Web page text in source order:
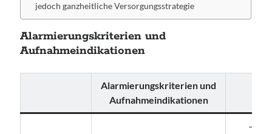
jedoch ganzheitliche Versorgungsstrategie
Alarmierungskriterien und
Aufnahmeindikationen
Alarmierungskriterien und
Aufnahmeindikationen
–